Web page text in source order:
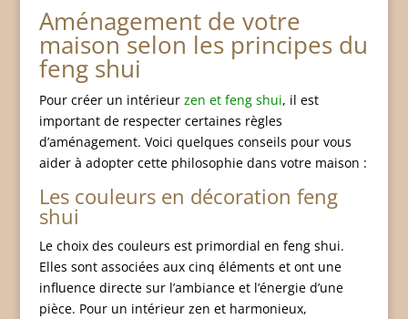
Aménagement de votre
maison selon les principes du
feng shui
Pour créer un intérieur zen et feng shui, il est
important de respecter certaines règles
d’aménagement. Voici quelques conseils pour vous
aider à adopter cette philosophie dans votre maison :
Les couleurs en décoration feng
shui
Le choix des couleurs est primordial en feng shui.
Elles sont associées aux cinq éléments et ont une
influence directe sur l’ambiance et l’énergie d’une
pièce. Pour un intérieur zen et harmonieux,